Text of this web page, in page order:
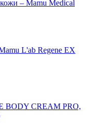
– Mamu Medical
L'ab Regene EX
BODY CREAM PRO,